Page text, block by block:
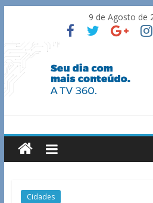
content
9 de Agosto de
TV
Sul
Notícias
Cidades